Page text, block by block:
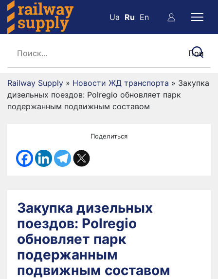
Ua Ru En
Railway Supply » Новости ЖД транспорта » Закупка
дизельных поездов: Polregio обновляет парк
подержанным подвижным составом
Поделиться
Закупка дизельных
поездов: Polregio
обновляет парк
подержанным
подвижным составом